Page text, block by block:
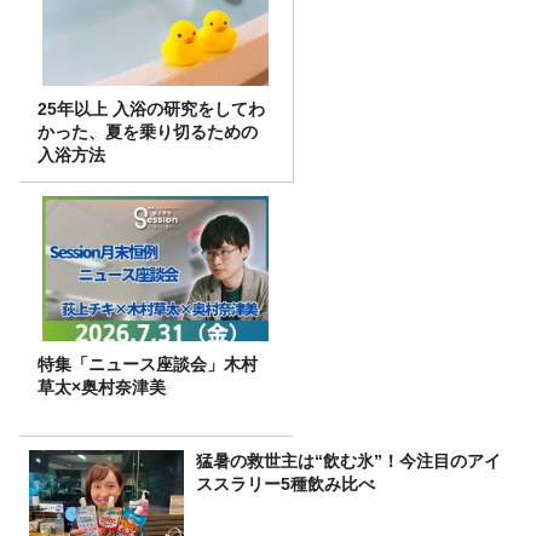
25年以上 入浴の研究をしてわ
かった、夏を乗り切るための
入浴方法
特集「ニュース座談会」木村
草太×奥村奈津美
猛暑の救世主は“飲む氷”！今注目のアイ
ススラリー5種飲み比べ